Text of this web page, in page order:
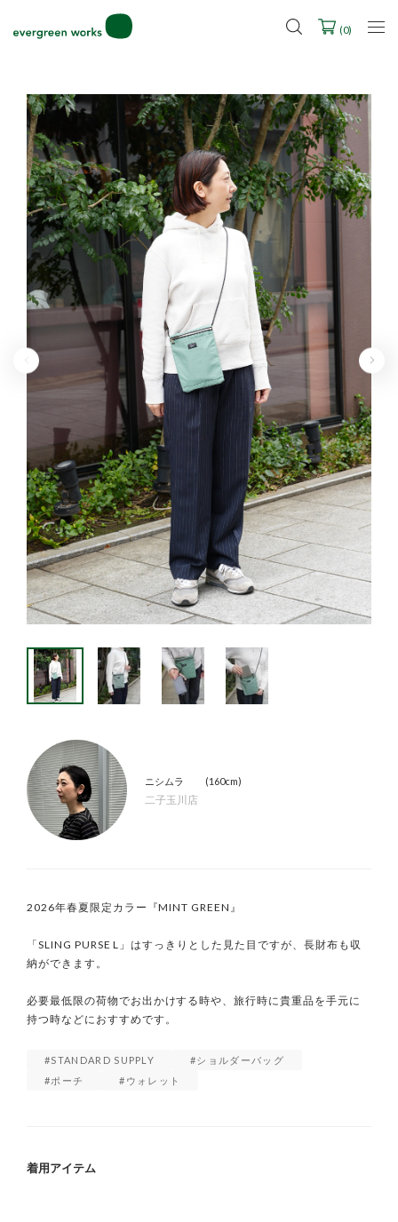
2027年ご入学用ランドセル受注会スケジュール
(0)
ニシムラ
二子玉川店
160cm
2026年春夏限定カラー『MINT GREEN』
「SLING PURSE L」はすっきりとした見た目ですが、長財布も収
納ができます。
必要最低限の荷物でお出かけする時や、旅行時に貴重品を手元に
STANDARD SUPPLY
ショルダーバッグ
ポーチ
ウォレット
着用アイテム